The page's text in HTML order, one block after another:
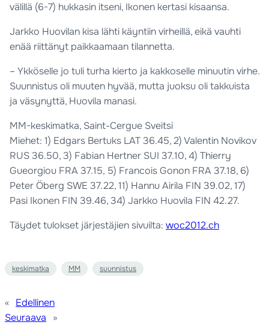
välillä (6-7) hukkasin itseni, Ikonen kertasi kisaansa.
Jarkko Huovilan kisa lähti käyntiin virheillä, eikä vauhti
enää riittänyt paikkaamaan tilannetta.
– Ykköselle jo tuli turha kierto ja kakkoselle minuutin virhe.
Suunnistus oli muuten hyvää, mutta juoksu oli takkuista
ja väsynyttä, Huovila manasi.
MM-keskimatka, Saint-Cergue Sveitsi
Miehet: 1) Edgars Bertuks LAT 36.45, 2) Valentin Novikov
RUS 36.50, 3) Fabian Hertner SUI 37.10, 4) Thierry
Gueorgiou FRA 37.15, 5) Francois Gonon FRA 37.18, 6)
Peter Öberg SWE 37.22, 11) Hannu Airila FIN 39.02, 17)
Pasi Ikonen FIN 39.46, 34) Jarkko Huovila FIN 42.27.
Täydet tulokset järjestäjien sivuilta: woc2012.ch
keskimatka MM suunnistus
« Edellinen
Seuraava
»